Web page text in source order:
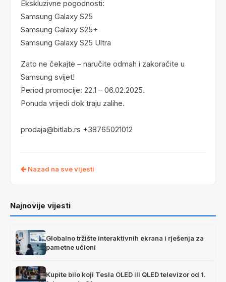
Ekskluzivne pogodnosti:
Samsung Galaxy S25
Samsung Galaxy S25+
Samsung Galaxy S25 Ultra
Zato ne čekajte – naručite odmah i zakoračite u
Samsung svijet!
Period promocije: 22.1 – 06.02.2025.
Ponuda vrijedi dok traju zalihe.
prodaja@bitlab.rs +38765021012
Nazad na sve vijesti
Najnovije vijesti
Globalno tržište interaktivnih ekrana i rješenja za
pametne učioni
Kupite bilo koji Tesla OLED ili QLED televizor od 1.